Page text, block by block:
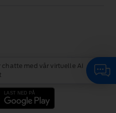
vår virtuelle AI